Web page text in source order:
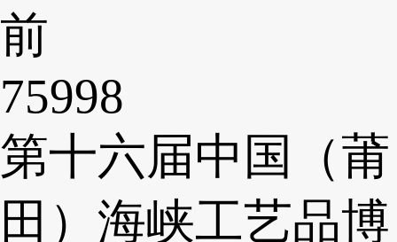
前
75998
第十六届中国（莆
田）海峡工艺品博